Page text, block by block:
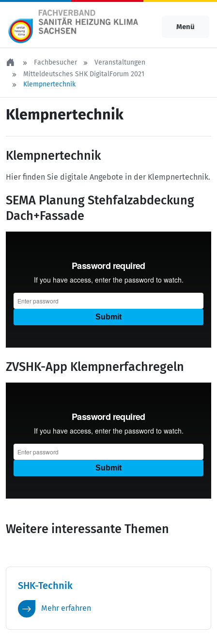
Menü
Fachbesucher
Veranstaltungen
Mitteldeutsches SHK DigitalForum 2021
Klempnertechnik
Klempnertechnik
Klempnertechnik
Hier finden Sie digitale Angebote in der Klempnertechnik.
SEMA Planung Stehfalzabdeckung
Dach+Fassade
ZVSHK-App Klempnerfachregeln
Weitere interessante Themen
SHK-Technik
Mehr erfahren